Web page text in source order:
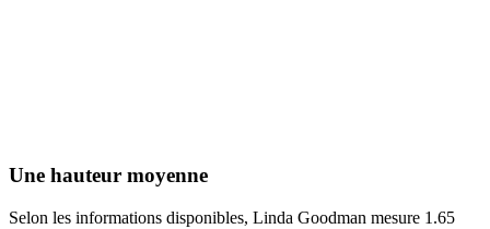
Une hauteur moyenne
Selon les informations disponibles, Linda Goodman mesure 1.65